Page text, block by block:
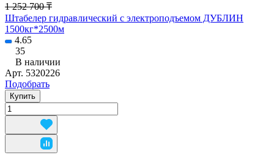
1 252 700 ₸
Штабелер гидравлический с электроподъемом ДУБЛИН
1500кг*2500м
4.65
35
В наличии
Арт. 5320226
Подобрать
Купить